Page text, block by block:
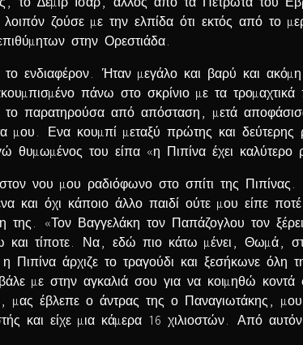
ζούσε µε την ελπίδα ότι εκτός από το
στην Ορεστιάδα.
ενδιαφέρον. Ήταν µεγάλο και βαρύ και
πάνω στο σκρίνιο µε τα
παρατηρούσα από απόσταση, µετά
Ενα κουµπί µεταξύ πρώτης και
θυµωµένος του είπα «η Πιπίνα έχει
µου ραδιόφωνο στο σπίτι της Πιπίνας.
και όχι κάποιο άλλο παιδί ούτε µου είπε
της. «Τον Βαγγελάκη τον Παπάζογλου τον
τίποτε. Να, εδώ πιο κάτω µένει, Θωµά,
άρχιζε το τραγούδι και ξεσήκωνε όλη
µε στην αγκαλιά σου για να κοιµηθώ
µας έβλεπε ο άντρας της ο Παναγιωτάκης, µου
και είχε µια κάµερα 16 χιλιοστών. Από